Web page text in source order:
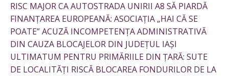
RISC MAJOR CA AUTOSTRADA UNIRII A8 SĂ PIARDĂ
FINANȚAREA EUROPEANĂ: ASOCIAȚIA „HAI CĂ SE
POATE” ACUZĂ INCOMPETENȚA ADMINISTRATIVĂ
DIN CAUZA BLOCAJELOR DIN JUDEȚUL IAȘI
ULTIMATUM PENTRU PRIMĂRIILE DIN ȚARĂ: SUTE
DE LOCALITĂȚI RISCĂ BLOCAREA FONDURILOR DE LA